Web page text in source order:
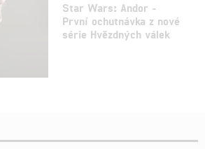
Star Wars: Andor -
První ochutnávka z nové
série Hvězdných válek